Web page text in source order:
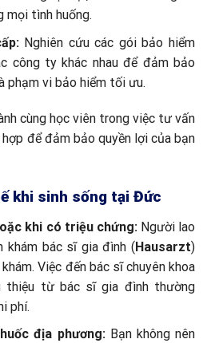
mọi tình huống.
Nghiên cứu các gói bảo hiểm
công ty khác nhau để đảm bảo
phạm vi bảo hiểm tối ưu.
cùng học viên trong việc tư vấn
để đảm bảo quyền lợi của bạn
khi sinh sống tại Đức
khi có triệu chứng:Người lao
khám bác sĩ gia đình (Hausarzt)
Việc đến bác sĩ chuyên khoa
thiệu từ bác sĩ gia đình thường
phí.
địa phương:Bạn không nên